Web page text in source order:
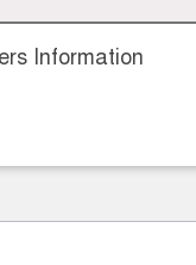
Information